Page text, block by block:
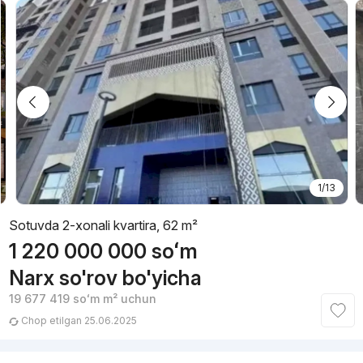
1/13
Sotuvda 2-xonali kvartira, 62 m²
1 220 000 000 soʻm
Narx so'rov bo'yicha
19 677 419 soʻmm² uchun
Chop etilgan 25.06.2025